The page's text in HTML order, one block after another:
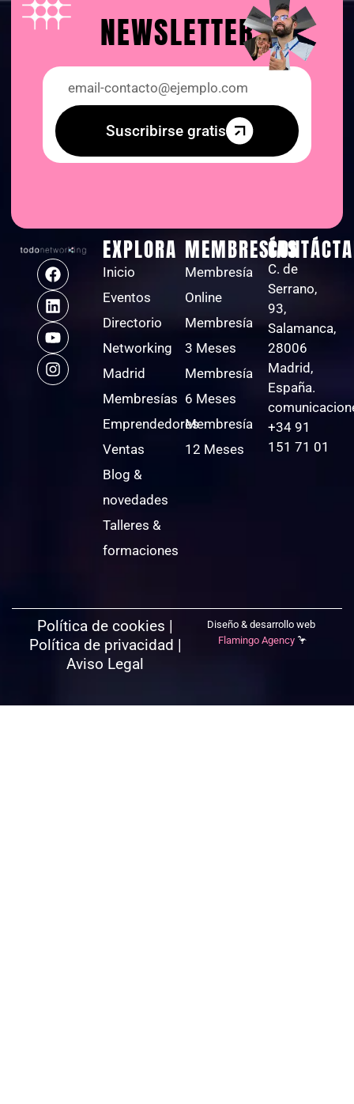
NEWSLETTER
Suscribirse gratis
EXPLORA
Inicio
Eventos
Directorio
Networking
Madrid
Membresías
Emprendedores
Ventas
Blog &
novedades
Talleres &
formaciones
MEMBRESÍAS
Membresía
Online
Membresía
3 Meses
Membresía
6 Meses
Membresía
12 Meses
C. de
Serrano,
93,
Salamanca,
28006
Madrid,
España.
+34 91
151 71 01
Política de cookies |
Política de privacidad |
Aviso Legal
Diseño & desarrollo web
Flamingo Agency🦩